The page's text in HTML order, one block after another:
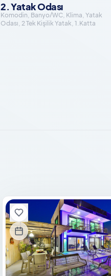
2. Yatak Odası
Komodin, Banyo/WC, Klima, Yatak
Odası, 2 Tek Kişilik Yatak, 1.Katta